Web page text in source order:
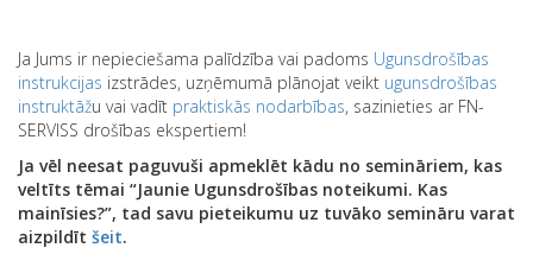
Ja Jums ir nepieciešama palīdzība vai padoms Ugunsdrošības
instrukcijas izstrādes, uzņēmumā plānojat veikt ugunsdrošības
instruktāžu vai vadīt praktiskās nodarbības, sazinieties ar FN-
SERVISS drošības ekspertiem!
Ja vēl neesat paguvuši apmeklēt kādu no semināriem, kas
veltīts tēmai “Jaunie Ugunsdrošības noteikumi. Kas
mainīsies?”, tad savu pieteikumu uz tuvāko semināru varat
aizpildīt šeit.